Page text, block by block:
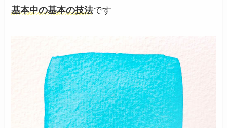
基本中の基本の技法です